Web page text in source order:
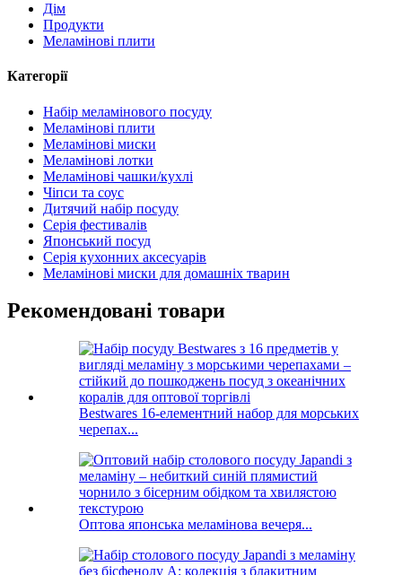
Дім
Продукти
Меламінові плити
Категорії
Набір меламінового посуду
Меламінові плити
Меламінові миски
Меламінові лотки
Меламінові чашки/кухлі
Чіпси та соус
Дитячий набір посуду
Серія фестивалів
Японський посуд
Серія кухонних аксесуарів
Меламінові миски для домашніх тварин
Рекомендовані товари
Bestwares 16-елементний набор для морських
черепах...
Оптова японська меламінова вечеря...